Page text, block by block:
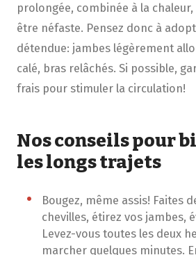
prolongée, combinée à la
être néfaste. Pensez donc à
détendue: jambes légèrement
calé, bras relâchés. Si possible,
frais pour stimuler la circulation!
Nos conseils pour
les longs trajets
Bougez, même assis! Faites
chevilles, étirez vos jambes,
Levez-vous toutes les deux
marcher quelques minutes.